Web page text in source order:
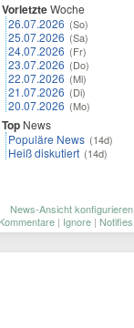
VorletzteWoche
26.07.2026 (So)
25.07.2026 (Sa)
24.07.2026 (Fr)
23.07.2026 (Do)
22.07.2026 (Mi)
21.07.2026 (Di)
20.07.2026 (Mo)
Top News
Populäre News (14d)
Heiß diskutiert (14d)
News-Ansicht konfigurieren
| Ignore | Notifies